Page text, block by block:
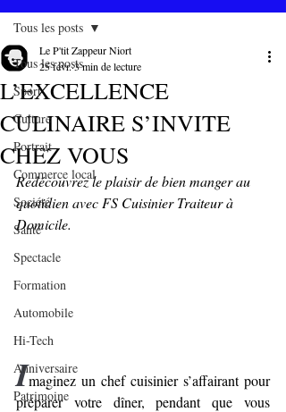
Tous les posts
Sport
Culture
Portrait
Commerce local
Société
Santé
Spectacle
Formation
Automobile
Hi-Tech
Anniversaire
Patrimoine
Tous les posts
L’EXCELLENCE
CULINAIRE S’INVITE
CHEZ VOUS
Le P'tit Zappeur Niort
25 févr.3 min de lecture
Redécouvrez le plaisir de bien manger au
quotidien avec FS Cuisinier Traiteur à
Domicile.
Imaginez un chef cuisinier s’affairant pour
préparer votre dîner, pendant que vous